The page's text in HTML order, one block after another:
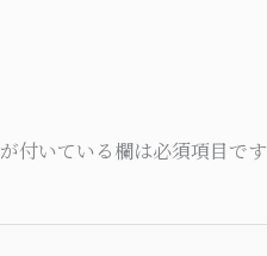
が付いている欄は必須項目です